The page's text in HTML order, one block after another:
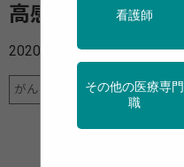
高感度で検出
2020年06月02日
がん 健診・検診 地域保健
看護師
その他の医療専門
職